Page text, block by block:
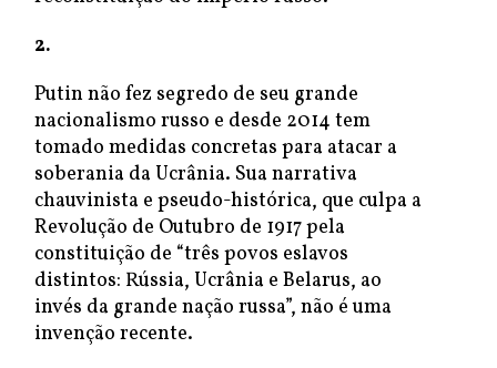
2.
Putin não fez segredo de seu grande
nacionalismo russo e desde 2014 tem
tomado medidas concretas para atacar a
soberania da Ucrânia. Sua narrativa
chauvinista e pseudo-histórica, que culpa a
Revolução de Outubro de 1917 pela
constituição de “três povos eslavos
distintos: Rússia, Ucrânia e Belarus, ao
invés da grande nação russa”, não é uma
invenção recente.